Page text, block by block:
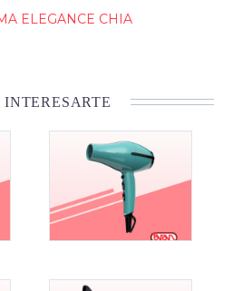
ELEGANCE CHIA
INTERESARTE